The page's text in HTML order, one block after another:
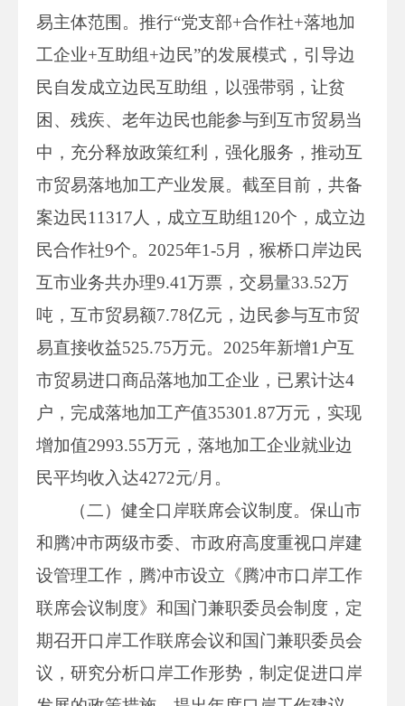
易主体范围。推行“党支部+合作社+落地加
工企业+互助组+边民”的发展模式，引导边
民自发成立边民互助组，以强带弱，让贫
困、残疾、老年边民也能参与到互市贸易当
中，充分释放政策红利，强化服务，推动互
市贸易落地加工产业发展。截至目前，共备
案边民11317人，成立互助组120个，成立边
民合作社9个。2025年1-5月，猴桥口岸边民
互市业务共办理9.41万票，交易量33.52万
吨，互市贸易额7.78亿元，边民参与互市贸
易直接收益525.75万元。2025年新增1户互
市贸易进口商品落地加工企业，已累计达4
户，完成落地加工产值35301.87万元，实现
增加值2993.55万元，落地加工企业就业边
民平均收入达4272元/月。
（二）健全口岸联席会议制度。保山市
和腾冲市两级市委、市政府高度重视口岸建
设管理工作，腾冲市设立《腾冲市口岸工作
联席会议制度》和国门兼职委员会制度，定
期召开口岸工作联席会议和国门兼职委员会
议，研究分析口岸工作形势，制定促进口岸